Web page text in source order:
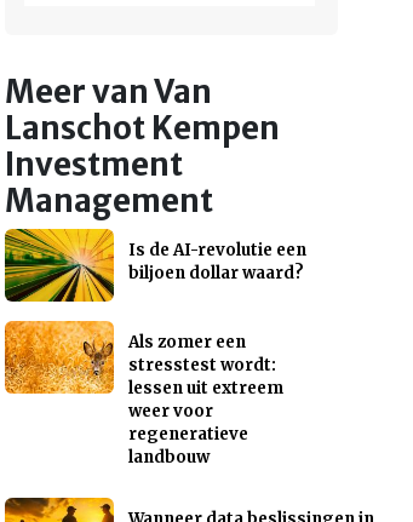
Meer van Van
Lanschot Kempen
Investment
Management
Is de AI-revolutie een
biljoen dollar waard?
Als zomer een
stresstest wordt:
lessen uit extreem
weer voor
regeneratieve
landbouw